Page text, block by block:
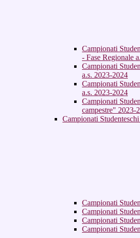
Campionati
- Fase Regionale
Campionati
a.s. 2023-2024
Campionati
a.s. 2023-2024
Campionati
campestre" 2023-
Campionati
Campionati
Campionati
Campionati
Campionati